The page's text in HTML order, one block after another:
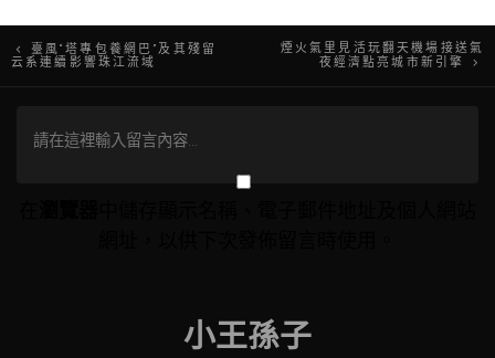
文
導
覽
臺風“塔專包養網巴”及其殘留
云系連續影響珠江流域
煙火氣里見活玩翻天機場接送氣
夜經濟點亮城市新引擎
小王孫子